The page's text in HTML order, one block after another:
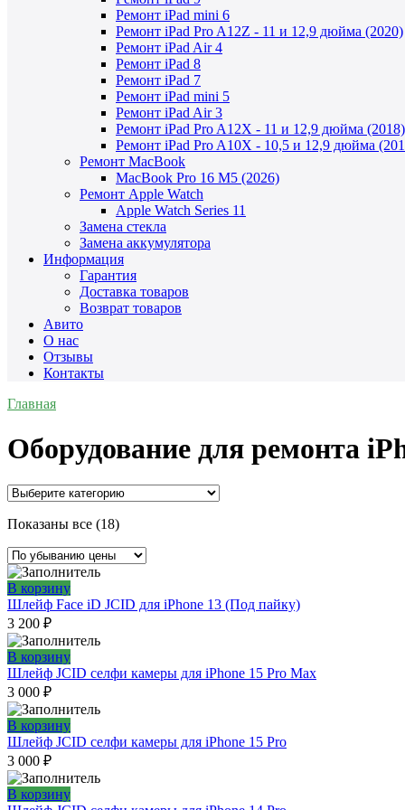
Ремонт iPad mini 6
Ремонт iPad Pro A12Z - 11 и 12,9 дюйма (2020)
Ремонт iPad Air 4
Ремонт iPad 8
Ремонт iPad 7
Ремонт iPad mini 5
Ремонт iPad Air 3
Ремонт iPad Pro A12X - 11 и 12,9 дюйма (2018)
Ремонт iPad Pro A10X - 10,5 и 12,9 дюйма
Ремонт MacBook
MacBook Pro 16 M5 (2026)
Ремонт Apple Watch
Apple Watch Series 11
Замена стекла
Замена аккумулятора
Информация
Гарантия
Доставка товаров
Возврат товаров
Авито
О нас
Отзывы
Контакты
Главная
Оборудование для ремонта
Показаны все (18)Цены:
убыванию
В корзину
Шлейф Face iD JCID для iPhone 13 (Под пайку)
3 200 ₽
В корзину
Шлейф JCID селфи камеры для iPhone 15 Pro Max
3 000 ₽
В корзину
Шлейф JCID селфи камеры для iPhone 15 Pro
3 000 ₽
В корзину